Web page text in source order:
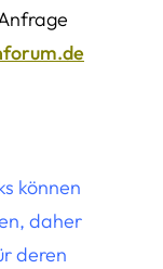
können
daher
deren